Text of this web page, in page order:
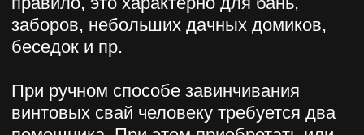
ввинчивания элементы будут
находиться на разной высоте, их
подрезают с помощью обычной
болгарки.